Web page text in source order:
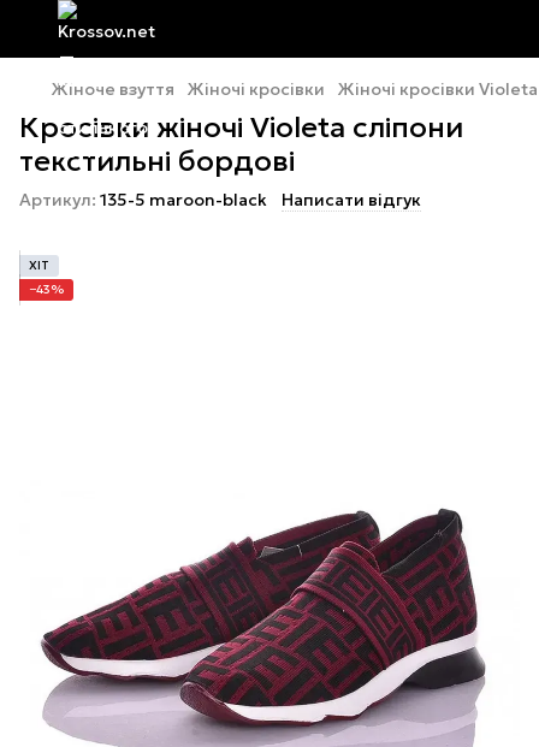
Жіноче взуття Жіночі кросівки Жіночі кросівки Violeta
Кросівки жіночі Violeta сліпони
текстильні бордові
Артикул: 135-5 maroon-black Написати відгук
ХІТ
−43%